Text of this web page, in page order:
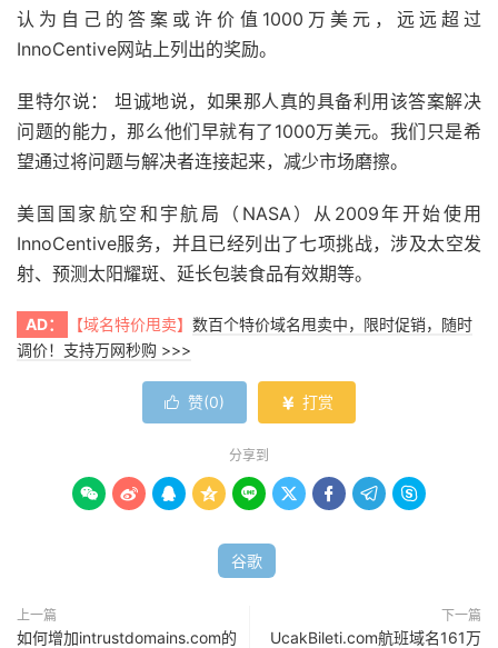
认为自己的答案或许价值1000万美元，远远超过
InnoCentive网站上列出的奖励。
里特尔说： 坦诚地说，如果那人真的具备利用该答案解决
问题的能力，那么他们早就有了1000万美元。我们只是希
望通过将问题与解决者连接起来，减少市场磨擦。
美国国家航空和宇航局（NASA）从2009年开始使用
InnoCentive服务，并且已经列出了七项挑战，涉及太空发
射、预测太阳耀斑、延长包装食品有效期等。
AD： 【域名特价甩卖】 数百个特价域名甩卖中，限时促销，随时
调价！支持万网秒购 >>>
 赞(0)  打赏
分享到
        
谷歌
上一篇
如何增加intrustdomains.com的
下一篇
UcakBileti.com航班域名161万